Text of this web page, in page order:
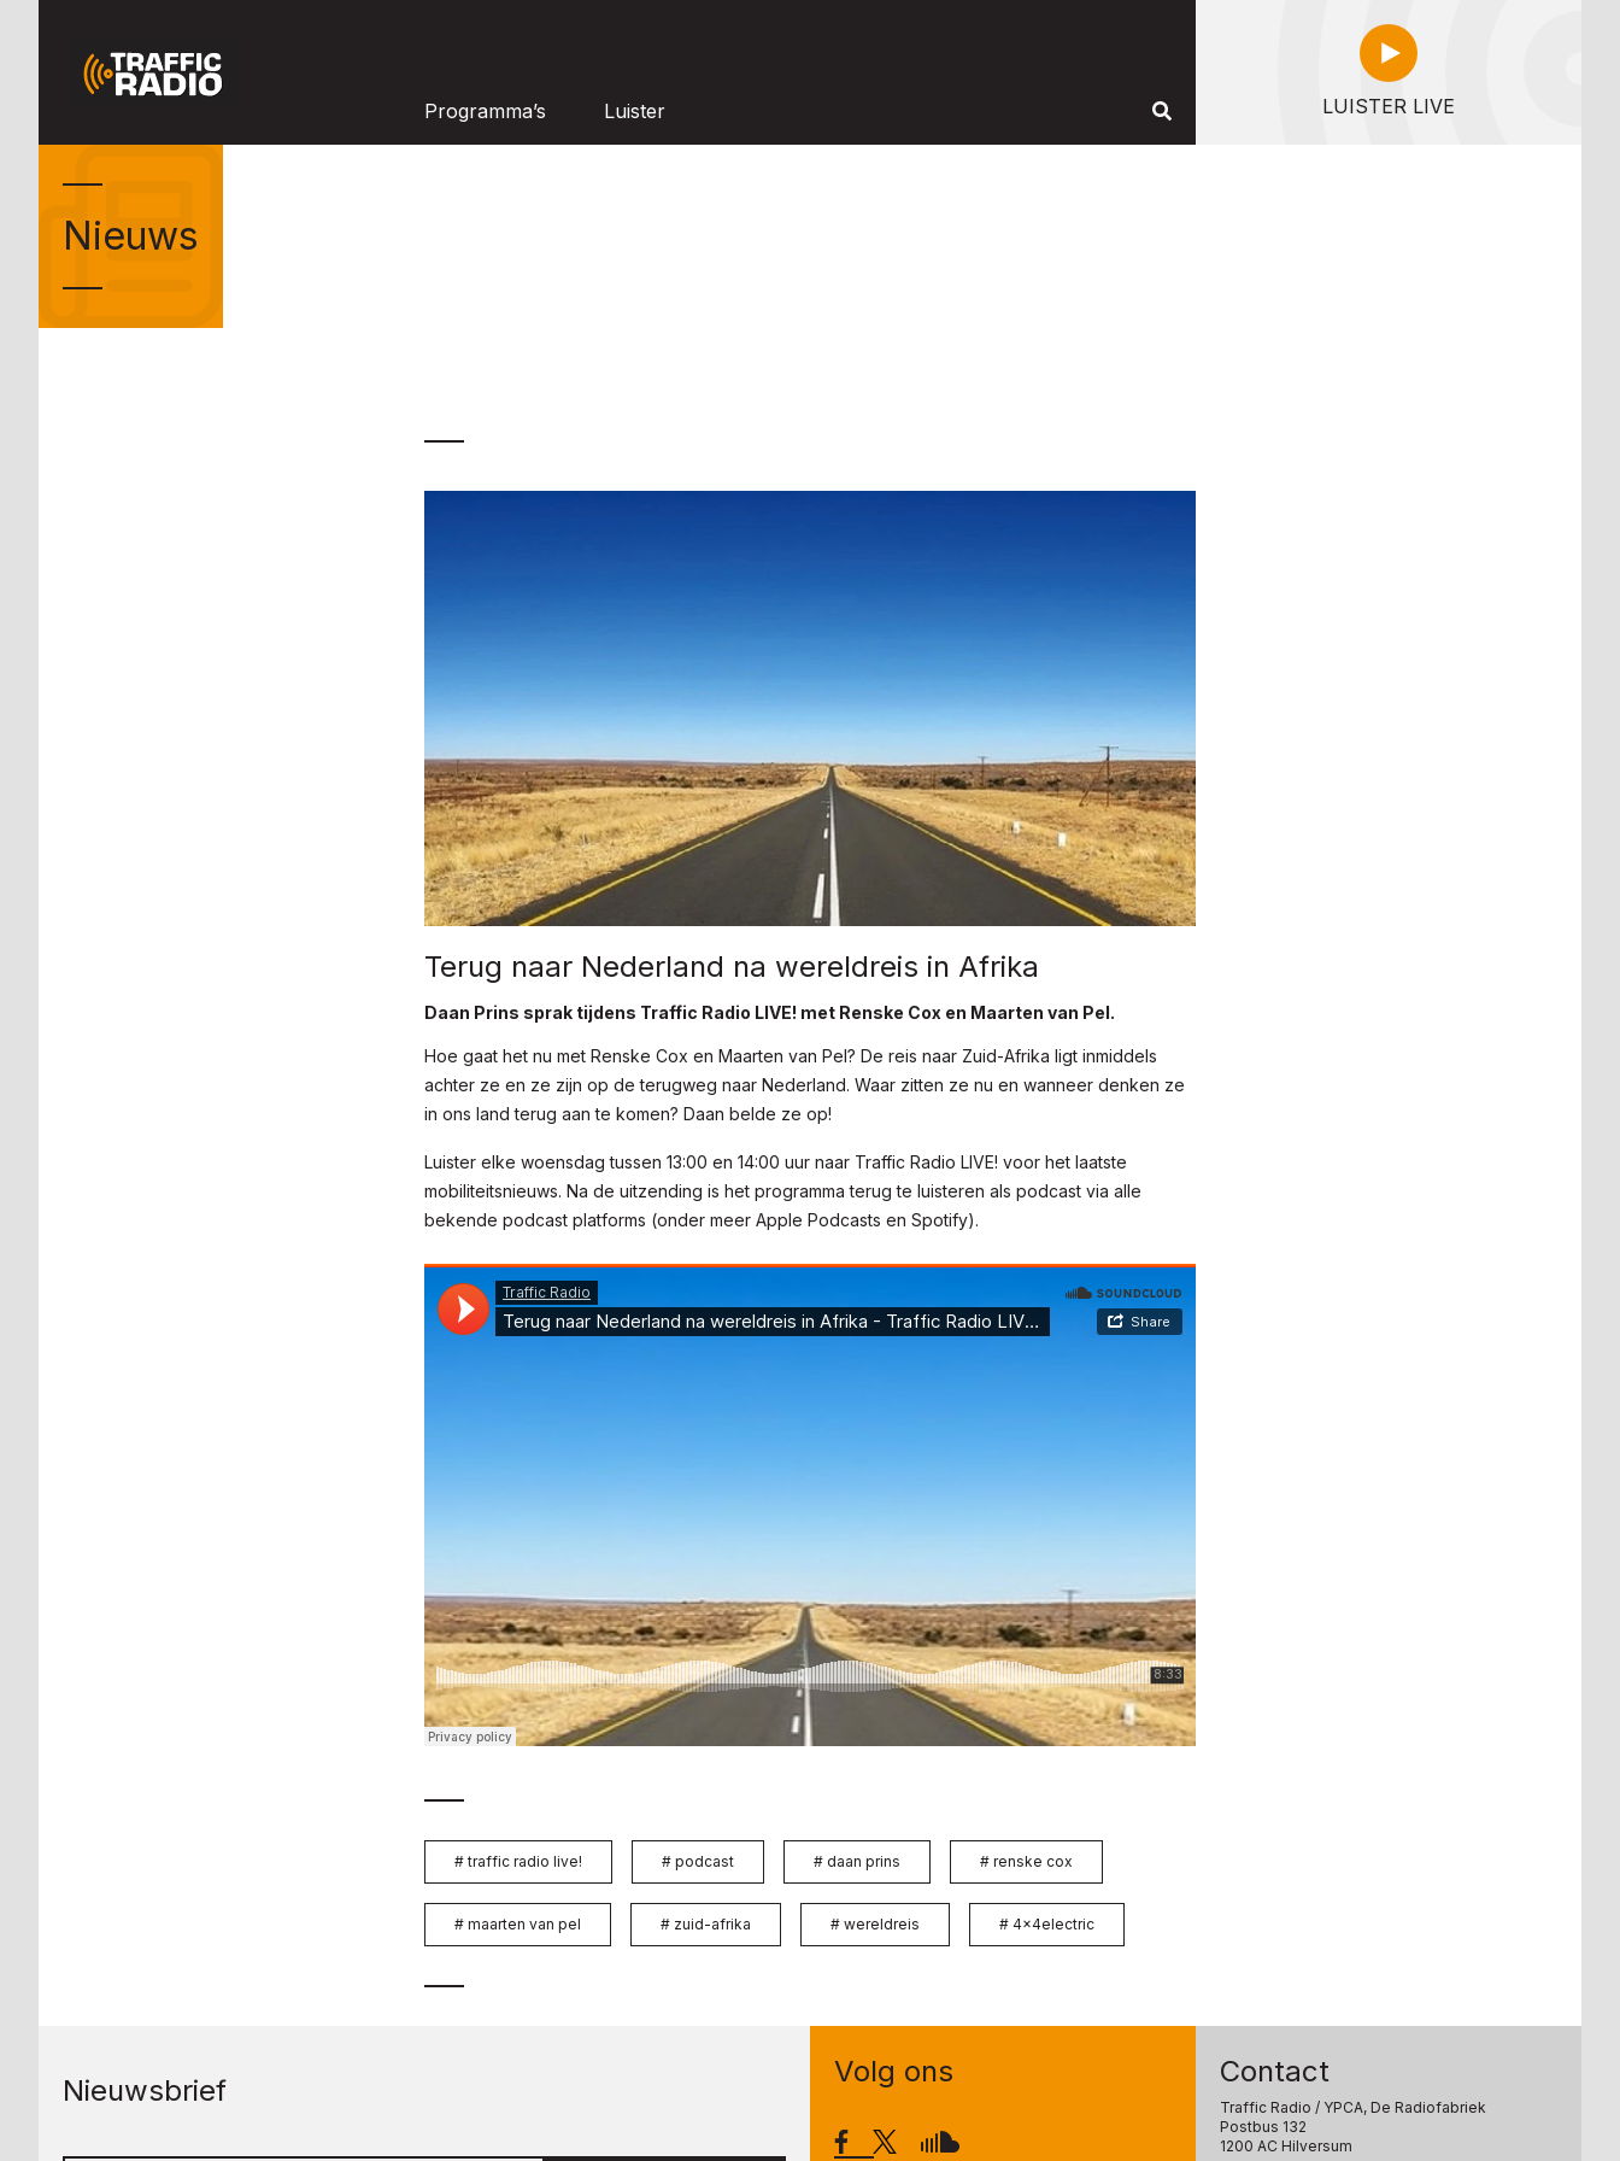
Programma’s Luister LUISTER LIVE
Nieuws
Terug naar Nederland na wereldreis in Afrika
Daan Prins sprak tijdens Traffic Radio LIVE! met Renske Cox en Maarten van Pel.
Hoe gaat het nu met Renske Cox en Maarten van Pel? De reis naar Zuid-Afrika ligt inmiddels
achter ze en ze zijn op de terugweg naar Nederland. Waar zitten ze nu en wanneer denken ze
in ons land terug aan te komen? Daan belde ze op!
Luister elke woensdag tussen 13:00 en 14:00 uur naar Traffic Radio LIVE! voor het laatste
mobiliteitsnieuws. Na de uitzending is het programma terug te luisteren als podcast via alle
bekende podcast platforms (onder meer Apple Podcasts en Spotify).
#traffic radio live! # podcast # daan prins # renske cox
# maarten van pel # zuid-afrika # wereldreis # 4x4electric
Nieuwsbrief
Volg ons Contact
Traffic Radio / YPCA, De Radiofabriek
Postbus 132
1200 AC Hilversum